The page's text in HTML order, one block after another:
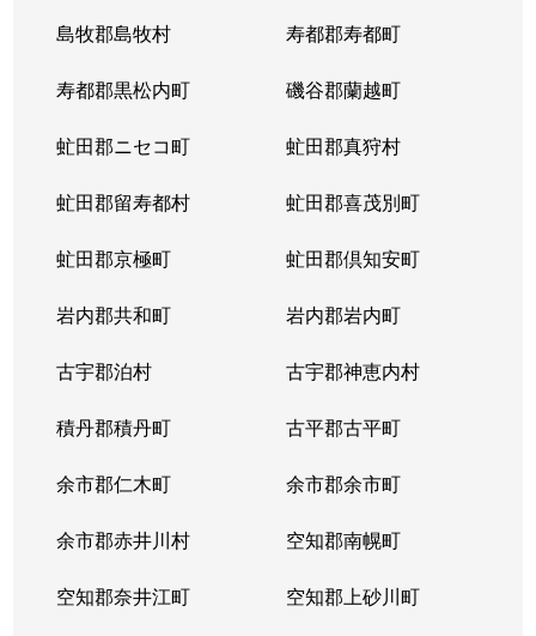
島牧郡島牧村 寿都郡寿都町
寿都郡黒松内町 磯谷郡蘭越町
虻田郡ニセコ町 虻田郡真狩村
虻田郡留寿都村 虻田郡喜茂別町
虻田郡京極町 虻田郡倶知安町
岩内郡共和町 岩内郡岩内町
古宇郡泊村 古宇郡神恵内村
積丹郡積丹町 古平郡古平町
余市郡仁木町 余市郡余市町
余市郡赤井川村 空知郡南幌町
空知郡奈井江町 空知郡上砂川町